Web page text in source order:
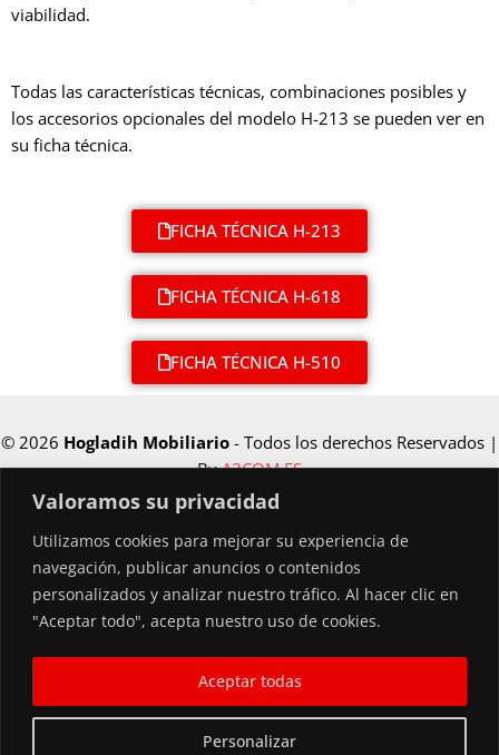
Valoramos su privacidad
Utilizamos cookies para mejorar su experiencia de
navegación, publicar anuncios o contenidos
personalizados y analizar nuestro tráfico. Al hacer clic en
"Aceptar todo", acepta nuestro uso de cookies.
Personalizar
Aceptar todas
viabilidad.
Todas las características técnicas, combinaciones posibles y
los accesorios opcionales del modelo H-213 se pueden ver en
su ficha técnica.
FICHA TÉCNICA H-213
FICHA TÉCNICA H-618
FICHA TÉCNICA H-510
© 2026 Hogladih Mobiliario - Todos los derechos Reservados |
ByA3COM.ES
Financiado por la Unión Europea –
NextGenerationEU